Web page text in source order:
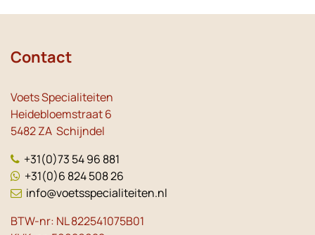
Contact
Voets Specialiteiten
Heidebloemstraat 6
5482 ZA Schijndel
+31(0)73 54 96 881
+31(0)6 824 508 26
info@voetsspecialiteiten.nl
BTW-nr: NL 822541075B01